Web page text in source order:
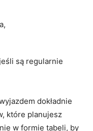
są regularnie
dokładnie‌
które planujesz
w formie tabeli, by⁣